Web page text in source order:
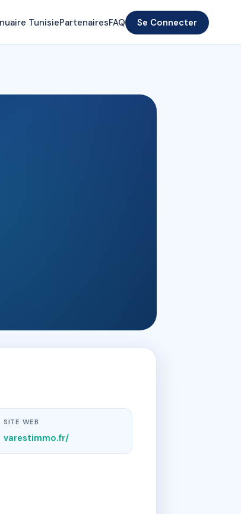
TunisiePartenairesFAQ Se Connecter
SITE WEB
varestimmo.fr/